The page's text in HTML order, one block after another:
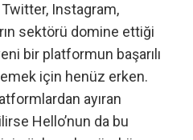
Instagram,
sektörü domine ettiği
bir platformun başarılı
için henüz erken.
ayıran
Hello’nun da bu